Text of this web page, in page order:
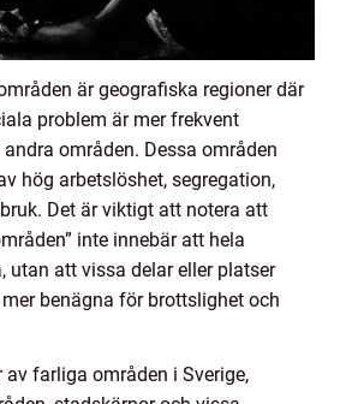
är geografiska regioner där
problem är mer frekvent
områden. Dessa områden
hög arbetslöshet, segregation,
Det är viktigt att notera att
inte innebär att hela
utan att vissa delar eller platser
benägna för brottslighet och
farliga områden i Sverige,